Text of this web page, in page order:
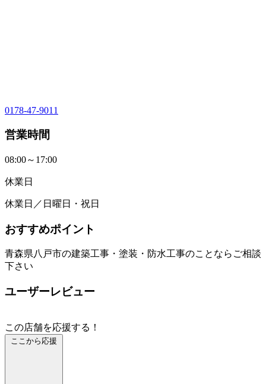
0178-47-9011
営業時間
08:00～17:00
休業日
休業日／日曜日・祝日
おすすめポイント
青森県八戸市の建築工事・塗装・防水工事のことならご相談
下さい
ユーザーレビュー
この店舗を応援する！
ここから応援